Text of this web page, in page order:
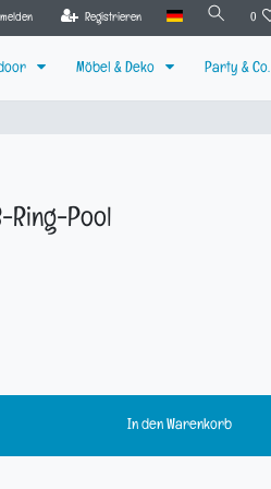
Registrieren 0
Möbel & Deko Party & Co.
Ring-Pool
In den Warenkorb